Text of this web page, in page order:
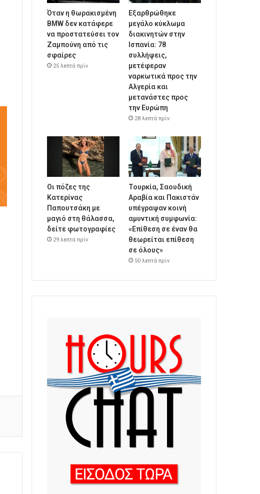
Όταν η θωρακισμένη
BMW δεν κατάφερε
να προστατεύσει τον
Ζαμπούνη από τις
σφαίρες
25 λεπτά πρίν
Εξαρθρώθηκε
μεγάλο κύκλωμα
διακινητών στην
Ισπανία: 78
συλλήψεις,
μετέφεραν
ναρκωτικά προς την
Αλγερία και
μετανάστες προς
την Ευρώπη
28 λεπτά πρίν
Οι πόζες της
Κατερίνας
Παπουτσάκη με
μαγιό στη θάλασσα,
δείτε φωτογραφίες
29 λεπτά πρίν
Τουρκία, Σαουδική
Αραβία και Πακιστάν
υπέγραψαν κοινή
αμυντική συμφωνία:
«Επίθεση σε έναν θα
θεωρείται επίθεση
σε όλους»
50 λεπτά πρίν